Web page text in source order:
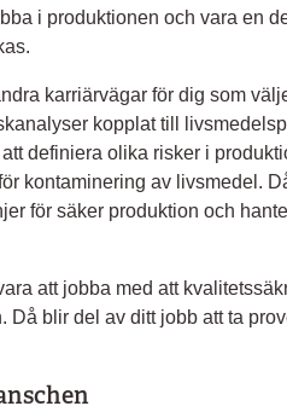
i produktionen och vara en
karriärvägar för dig som
kopplat till
definiera olika risker i
kontaminering av livsmedel.
för säker produktion och
att jobba med att
Då blir del av ditt jobb att ta